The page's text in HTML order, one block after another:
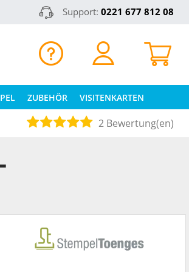
Support: 0221 677 812 08
ZUBEHÖR VISITENKARTEN
2 Bewertung(en)